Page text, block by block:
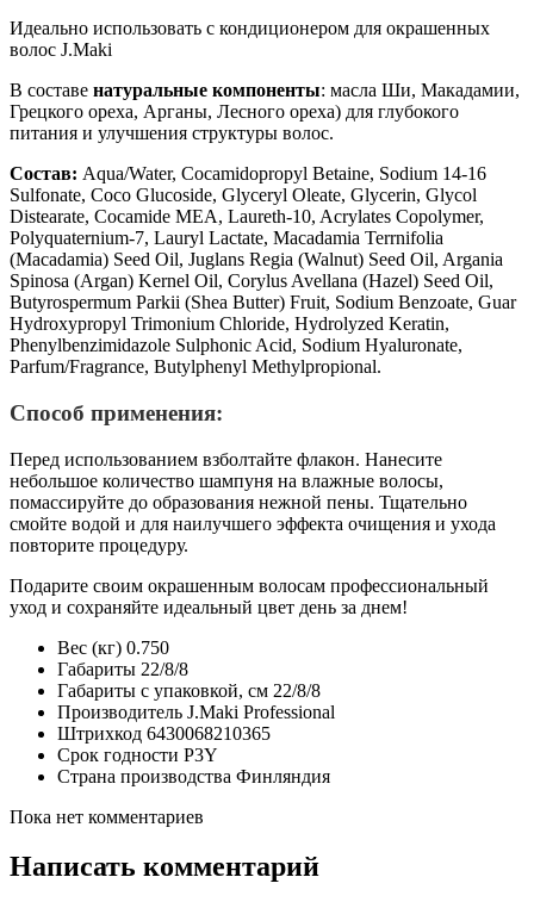
Идеально использовать с кондиционером для окрашенных
волос J.Maki
В составе натуральные компоненты: масла Ши, Макадамии,
Грецкого ореха, Арганы, Лесного ореха) для глубокого
питания и улучшения структуры волос.
Состав: Aqua/Water, Cocamidopropyl Betaine, Sodium 14-16
Sulfonate, Coco Glucoside, Glyceryl Oleate, Glycerin, Glycol
Distearate, Cocamide MEA, Laureth-10, Acrylates Copolymer,
Polyquaternium-7, Lauryl Lactate, Macadamia Terrnifolia
(Macadamia) Seed Oil, Juglans Regia (Walnut) Seed Oil, Argania
Spinosa (Argan) Kernel Oil, Corylus Avellana (Hazel) Seed Oil,
Butyrospermum Parkii (Shea Butter) Fruit, Sodium Benzoate, Guar
Hydroxypropyl Trimonium Chloride, Hydrolyzed Keratin,
Phenylbenzimidazole Sulphonic Acid, Sodium Hyaluronate,
Parfum/Fragrance, Butylphenyl Methylpropional.
Способ применения:
Перед использованием взболтайте флакон. Нанесите
небольшое количество шампуня на влажные волосы,
помассируйте до образования нежной пены. Тщательно
смойте водой и для наилучшего эффекта очищения и ухода
повторите процедуру.
Подарите своим окрашенным волосам профессиональный
уход и сохраняйте идеальный цвет день за днем!
Вес (кг) 0.750
Габариты 22/8/8
Габариты с упаковкой, см 22/8/8
Производитель J.Maki Professional
Штрихкод 6430068210365
Срок годности P3Y
Страна производства Финляндия
Пока нет комментариев
Написать комментарий